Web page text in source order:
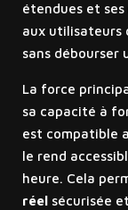
étendues et
aux utilisateurs
sans débourser
La force
sa capacité à
est compatible
le rend
heure. Cela
réelsécurisée